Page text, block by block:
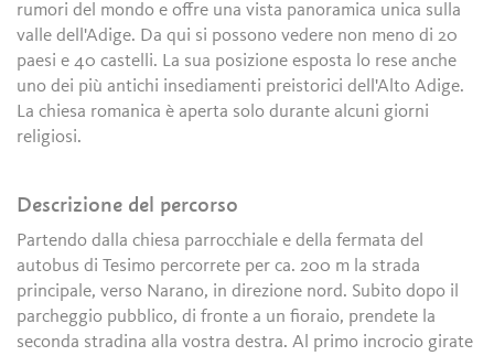
rumori del mondo e offre una vista panoramica unica sulla
valle dell'Adige. Da qui si possono vedere non meno di 20
paesi e 40 castelli. La sua posizione esposta lo rese anche
uno dei più antichi insediamenti preistorici dell'Alto Adige.
La chiesa romanica è aperta solo durante alcuni giorni
religiosi.
Descrizione del percorso
Partendo dalla chiesa parrocchiale e della fermata del
autobus di Tesimo percorrete per ca. 200 m la strada
principale, verso Narano, in direzione nord. Subito dopo il
parcheggio pubblico, di fronte a un fioraio, prendete la
seconda stradina alla vostra destra. Al primo incrocio girate